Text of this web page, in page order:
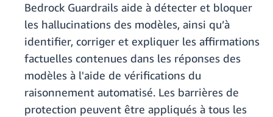
Bedrock Guardrails aide à détecter et bloquer
les hallucinations des modèles, ainsi qu’à
identifier, corriger et expliquer les affirmations
factuelles contenues dans les réponses des
modèles à l'aide de vérifications du
raisonnement automatisé. Les barrières de
protection peuvent être appliqués à tous les